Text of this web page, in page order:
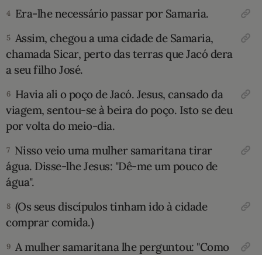
10 MANDAMENTOS
ESTUDOS BÍBLICOS
ESBOÇOS DE PREGAÇÃO
TEMAS
PERGUNTE À BÍBLIA IA
TERMO BÍBLICO JOGOS
QUEM SOMOS
LOJA BÍBLIAON
4 Era-lhe necessário passar por Samaria.
5 Assim, chegou a uma cidade de Samaria,
chamada Sicar, perto das terras que Jacó dera
a seu filho José.
6 Havia ali o poço de Jacó. Jesus, cansado da
viagem, sentou-se à beira do poço. Isto se deu
por volta do meio-dia.
7 Nisso veio uma mulher samaritana tirar
água. Disse-lhe Jesus: "Dê-me um pouco de
água".
8 (Os seus discípulos tinham ido à cidade
comprar comida.)
9 A mulher samaritana lhe perguntou: "Como